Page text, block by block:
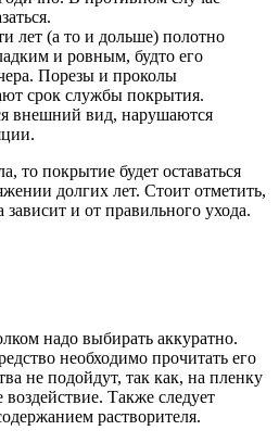
лет (а то и дольше) полотно
и ровным, будто его
Порезы и проколы
срок службы покрытия.
внешний вид, нарушаются
то покрытие будет оставаться
долгих лет. Стоит отметить,
зависит и от правильного ухода.
надо выбирать аккуратно.
необходимо прочитать его
не подойдут, так как, на пленку
Также следует
растворителя.